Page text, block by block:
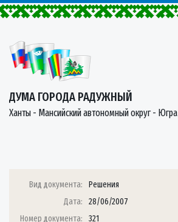
ДУМА ГОРОДА РАДУЖНЫЙ
Ханты - Мансийский автономный округ - Югра
Вид документа:
Решения
Дата:
28/06/2007
Номер документа:
321